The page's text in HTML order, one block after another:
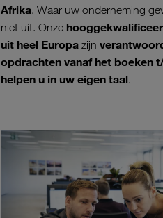
Afrika. Waar uw onderneming
niet uit. Onze
uit heel Europa zijn
opdrachten vanaf het boeken
helpen u in uw eigen taal.